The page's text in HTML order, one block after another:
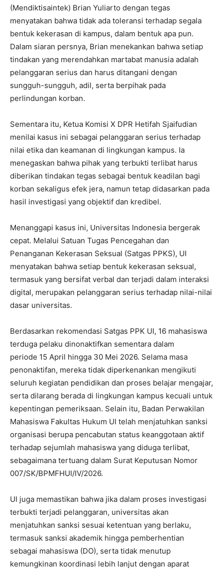
(Mendiktisaintek) Brian Yuliarto dengan tegas
menyatakan bahwa tidak ada toleransi terhadap segala
bentuk kekerasan di kampus, dalam bentuk apa pun.
Dalam siaran persnya, Brian menekankan bahwa setiap
tindakan yang merendahkan martabat manusia adalah
pelanggaran serius dan harus ditangani dengan
sungguh-sungguh, adil, serta berpihak pada
perlindungan korban.
Sementara itu, Ketua Komisi X DPR Hetifah Sjaifudian
menilai kasus ini sebagai pelanggaran serius terhadap
nilai etika dan keamanan di lingkungan kampus. Ia
menegaskan bahwa pihak yang terbukti terlibat harus
diberikan tindakan tegas sebagai bentuk keadilan bagi
korban sekaligus efek jera, namun tetap didasarkan pada
hasil investigasi yang objektif dan kredibel.
Menanggapi kasus ini, Universitas Indonesia bergerak
cepat. Melalui Satuan Tugas Pencegahan dan
Penanganan Kekerasan Seksual (Satgas PPKS), UI
menyatakan bahwa setiap bentuk kekerasan seksual,
termasuk yang bersifat verbal dan terjadi dalam interaksi
digital, merupakan pelanggaran serius terhadap nilai-nilai
dasar universitas.
Berdasarkan rekomendasi Satgas PPK UI, 16 mahasiswa
terduga pelaku dinonaktifkan sementara dalam
periode 15 April hingga 30 Mei 2026. Selama masa
penonaktifan, mereka tidak diperkenankan mengikuti
seluruh kegiatan pendidikan dan proses belajar mengajar,
serta dilarang berada di lingkungan kampus kecuali untuk
kepentingan pemeriksaan. Selain itu, Badan Perwakilan
Mahasiswa Fakultas Hukum UI telah menjatuhkan sanksi
organisasi berupa pencabutan status keanggotaan aktif
terhadap sejumlah mahasiswa yang diduga terlibat,
sebagaimana tertuang dalam Surat Keputusan Nomor
007/SK/BPMFHUI/IV/2026.
UI juga memastikan bahwa jika dalam proses investigasi
terbukti terjadi pelanggaran, universitas akan
menjatuhkan sanksi sesuai ketentuan yang berlaku,
termasuk sanksi akademik hingga pemberhentian
sebagai mahasiswa (DO), serta tidak menutup
kemungkinan koordinasi lebih lanjut dengan aparat